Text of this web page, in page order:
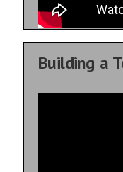
Building a